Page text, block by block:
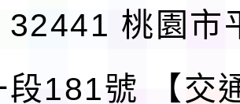
32441 桃園市
段181號
【交